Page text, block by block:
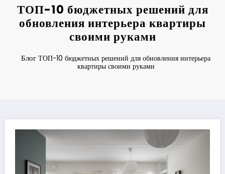
ТОП-10 бюджетных решений для
обновления интерьера квартиры
своими руками
Блог ТОП-10 бюджетных решений для обновления интерьера
квартиры своими руками